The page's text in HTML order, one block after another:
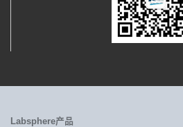
Labsphere产品